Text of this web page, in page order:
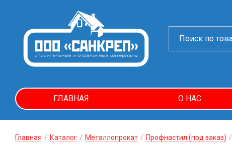
ГЛАВНАЯ О НАС
Главная / Каталог / Металлопрокат / Профнастил (под заказ) /